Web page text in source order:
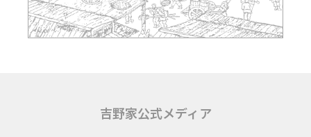
吉野家公式メディア